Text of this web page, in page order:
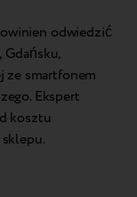
odwiedzić
ze smartfonem
Ekspert
kosztu